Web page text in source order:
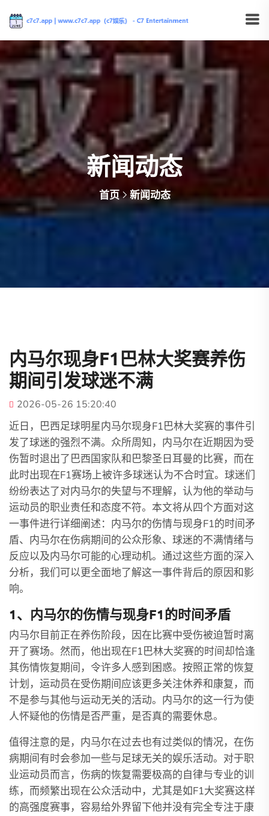
新闻动态
首页 新闻动态
内马尔现身F1巴林大奖赛养伤
期间引发球迷不满
2026-05-26 15:20:40
近日，巴西足球明星内马尔现身F1巴林大奖赛的事件引
发了球迷的强烈不满。众所周知，内马尔在近期因为受
伤暂时退出了巴西国家队和巴黎圣日耳曼的比赛，而在
此时出现在F1赛场上被许多球迷认为不合时宜。球迷们
纷纷表达了对内马尔的失望与不理解，认为他的举动与
运动员的职业责任和态度不符。本文将从四个方面对这
一事件进行详细阐述：内马尔的伤情与现身F1的时间矛
盾、内马尔在伤病期间的公众形象、球迷的不满情绪与
反应以及内马尔可能的心理动机。通过这些方面的深入
分析，我们可以更全面地了解这一事件背后的原因和影
响。
1、内马尔的伤情与现身F1的时间矛盾
内马尔目前正在养伤阶段，因在比赛中受伤被迫暂时离
开了赛场。然而，他出现在F1巴林大奖赛的时间却恰逢
其伤情恢复期间，令许多人感到困惑。按照正常的恢复
计划，运动员在受伤期间应该更多关注休养和康复，而
不是参与其他与运动无关的活动。内马尔的这一行为使
人怀疑他的伤情是否严重，是否真的需要休息。
值得注意的是，内马尔在过去也有过类似的情况，在伤
病期间有时会参加一些与足球无关的娱乐活动。对于职
业运动员而言，伤病的恢复需要极高的自律与专业的训
练，而频繁出现在公众活动中，尤其是如F1大奖赛这样
的高强度赛事，容易给外界留下他并没有完全专注于康